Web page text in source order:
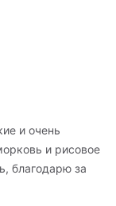
и очень
и рисовое
благодарю за